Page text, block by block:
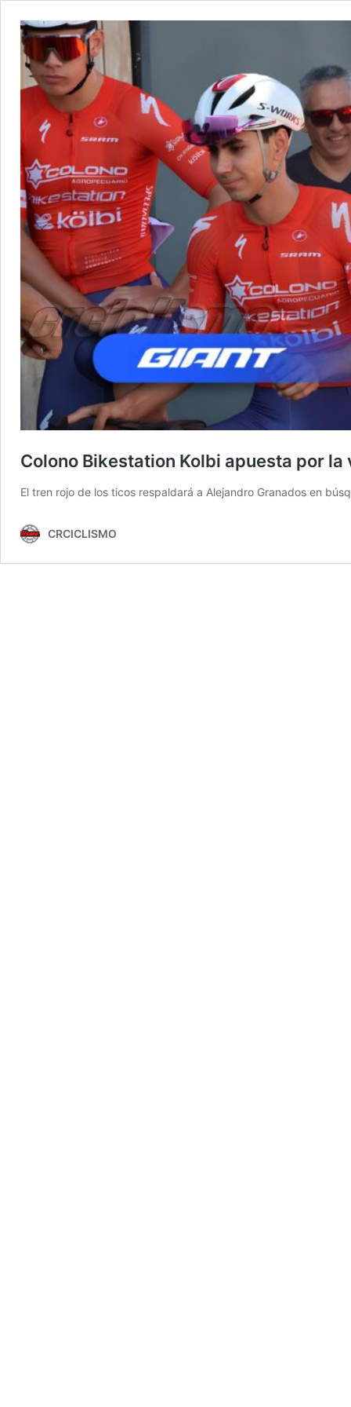
Colono Bikestation Kolbi apuesta por
El tren rojo de los ticos respaldará a Alejandro Granados en
CRCICLISMO